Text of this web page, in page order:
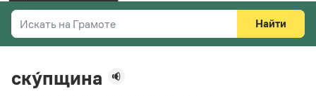
Искать на Грамоте
Справочная служба
Найти
ску́пщина